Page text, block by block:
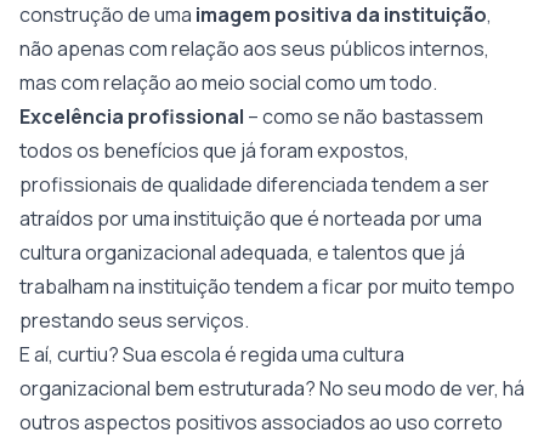
construção de uma imagem positiva da instituição,
não apenas com relação aos seus públicos internos,
mas com relação ao meio social como um todo.
Excelência profissional – como se não bastassem
todos os benefícios que já foram expostos,
profissionais de qualidade diferenciada tendem a ser
atraídos por uma instituição que é norteada por uma
cultura organizacional adequada, e talentos que já
trabalham na instituição tendem a ficar por muito tempo
prestando seus serviços.
E aí, curtiu? Sua escola é regida uma cultura
organizacional bem estruturada? No seu modo de ver, há
outros aspectos positivos associados ao uso correto